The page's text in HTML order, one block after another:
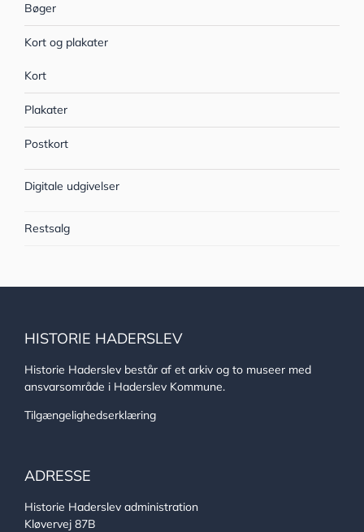
Bøger
Kort og plakater
Kort
Plakater
Postkort
Digitale udgivelser
Restsalg
HISTORIE HADERSLEV
Historie Haderslev består af et arkiv og to museer med
ansvarsområde i Haderslev Kommune.
Tilgængelighedserklæring
ADRESSE
Historie Haderslev administration
Kløvervej 87B